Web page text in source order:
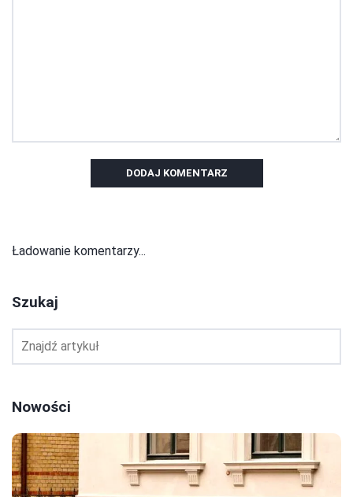
DODAJ KOMENTARZ
Ładowanie komentarzy...
Szukaj
Nowości